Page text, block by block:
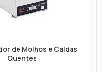
de Molhos e Caldas
Quentes